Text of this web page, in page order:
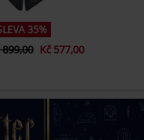
35%
899,00 Kč 577,00